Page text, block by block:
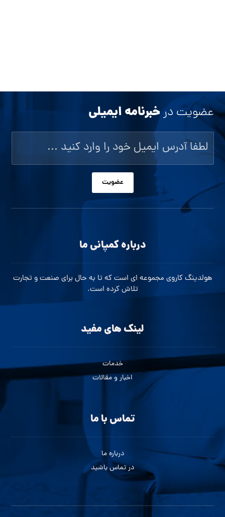
عضویت درخبرنامه ایمیلی
عضویت
درباره کمپانی ما
هولدینگ کاروی مجموعه ای است که تا به حال برای صنعت و تجارت
تلاش کرده است.
لینک های مفید
خدمات
اخبار و مقالات
تماس با ما
درباره ما
در تماس باشید